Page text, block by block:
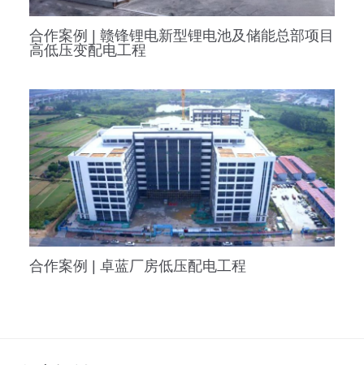
合作案例 | 赣锋锂电新型锂电池及储能总部项目
高低压变配电工程
合作案例 | 卓蓝厂房低压配电工程